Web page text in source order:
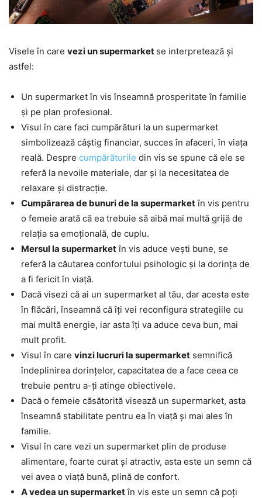
Visele în care vezi un supermarket se interpretează și
astfel:
Un supermarket în vis înseamnă prosperitate în familie
și pe plan profesional.
Visul în care faci cumpărături la un supermarket
simbolizează câștig financiar, succes în afaceri, în viața
reală. Despre cumpărăturile din vis se spune că ele se
referă la nevoile materiale, dar și la necesitatea de
relaxare și distracție.
Cumpărarea de bunuri de la supermarketîn vis pentru
o femeie arată că ea trebuie să aibă mai multă grijă de
relația sa emoțională, de cuplu.
Mersul la supermarketîn vis aduce vești bune, se
referă la căutarea confortului psihologic și la dorința de
a fi fericit în viață.
Dacă visezi că ai un supermarket al tău, dar acesta este
în flăcări, înseamnă că îți vei reconfigura strategiile cu
mai multă energie, iar asta îți va aduce ceva bun, mai
mult profit.
Visul în care vinzi lucruri la supermarket semnifică
îndeplinirea dorințelor, capacitatea de a face ceea ce
trebuie pentru a-ți atinge obiectivele.
Dacă o femeie căsătorită visează un supermarket, asta
înseamnă stabilitate pentru ea în viață și mai ales în
familie.
Visul în care vezi un supermarket plin de produse
alimentare, foarte curat și atractiv, asta este un semn că
vei avea o viață bună, plină de confort.
A vedea un supermarketîn vis este un semn că poți